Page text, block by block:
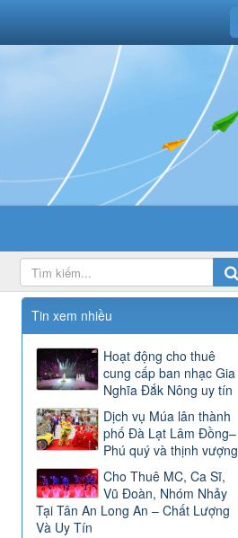
Tin xem nhiều
Hoạt động cho thuê
cung cấp ban nhạc Gia
Nghĩa Đắk Nông uy tín
Dịch vụ Múa lân thành
phố Đà Lạt Lâm Đồng–
Phú quý và thịnh vượng
Cho Thuê MC, Ca Sĩ,
Vũ Đoàn, Nhóm Nhảy
Tại Tân An Long An – Chất Lượng
Và Uy Tín